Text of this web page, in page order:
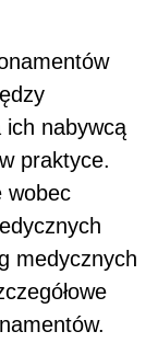
ich nabywcą
praktyce.
wobec
medycznych